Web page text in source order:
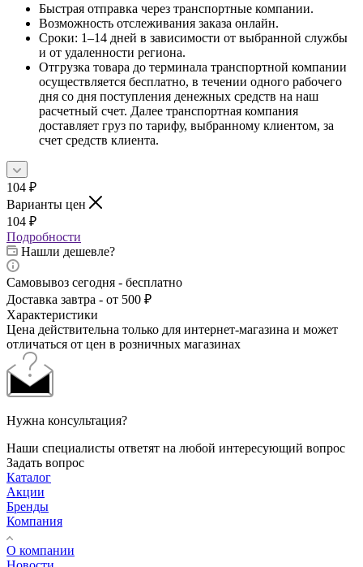
Быстрая отправка через транспортные компании.
Возможность отслеживания заказа онлайн.
Сроки: 1–14 дней в зависимости от выбранной службы
и от удаленности региона.
Отгрузка товара до терминала транспортной компании
осуществляется бесплатно, в течении одного рабочего
дня со дня поступления денежных средств на наш
расчетный счет. Далее транспортная компания
доставляет груз по тарифу, выбранному клиентом, за
счет средств клиента.
104 ₽
Варианты цен
104 ₽
Подробности
Нашли дешевле?
Самовывоз сегодня - бесплатно
Доставка завтра - от 500 ₽
Характеристики
Цена действительна только для интернет-магазина и может
отличаться от цен в розничных магазинах
Нужна консультация?
Наши специалисты ответят на любой интересующий вопрос
Задать вопрос
Каталог
Акции
Бренды
Компания
О компании